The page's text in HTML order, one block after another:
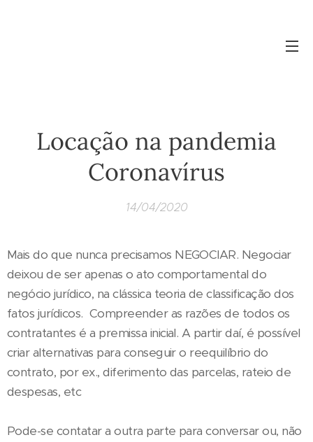
Locação na pandemia
Coronavírus
14/04/2020
Mais do que nunca precisamos NEGOCIAR. Negociar
deixou de ser apenas o ato comportamental do
negócio jurídico, na clássica teoria de classificação dos
fatos jurídicos. Compreender as razões de todos os
contratantes é a premissa inicial. A partir daí, é possível
criar alternativas para conseguir o reequilíbrio do
contrato, por ex., diferimento das parcelas, rateio de
despesas, etc
Pode-se contatar a outra parte para conversar ou, não